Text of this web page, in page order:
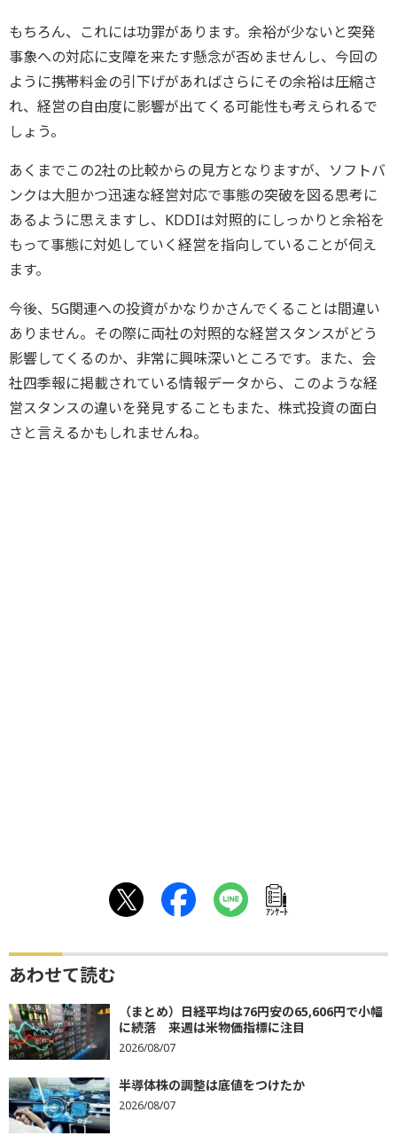
もちろん、これには功罪があります。余裕が少ないと突発
事象への対応に支障を来たす懸念が否めませんし、今回の
ように携帯料金の引下げがあればさらにその余裕は圧縮さ
れ、経営の自由度に影響が出てくる可能性も考えられるで
しょう。
あくまでこの2社の比較からの見方となりますが、ソフトバ
ンクは大胆かつ迅速な経営対応で事態の突破を図る思考に
あるように思えますし、KDDIは対照的にしっかりと余裕を
もって事態に対処していく経営を指向していることが伺え
ます。
今後、5G関連への投資がかなりかさんでくることは間違い
ありません。その際に両社の対照的な経営スタンスがどう
影響してくるのか、非常に興味深いところです。また、会
社四季報に掲載されている情報データから、このような経
営スタンスの違いを発見することもまた、株式投資の面白
さと言えるかもしれませんね。
ｱﾝｹｰﾄ
あわせて読む
（まとめ）日経平均は76円安の65,606円で小幅
に続落 来週は米物価指標に注目
2026/08/07
半導体株の調整は底値をつけたか
2026/08/07